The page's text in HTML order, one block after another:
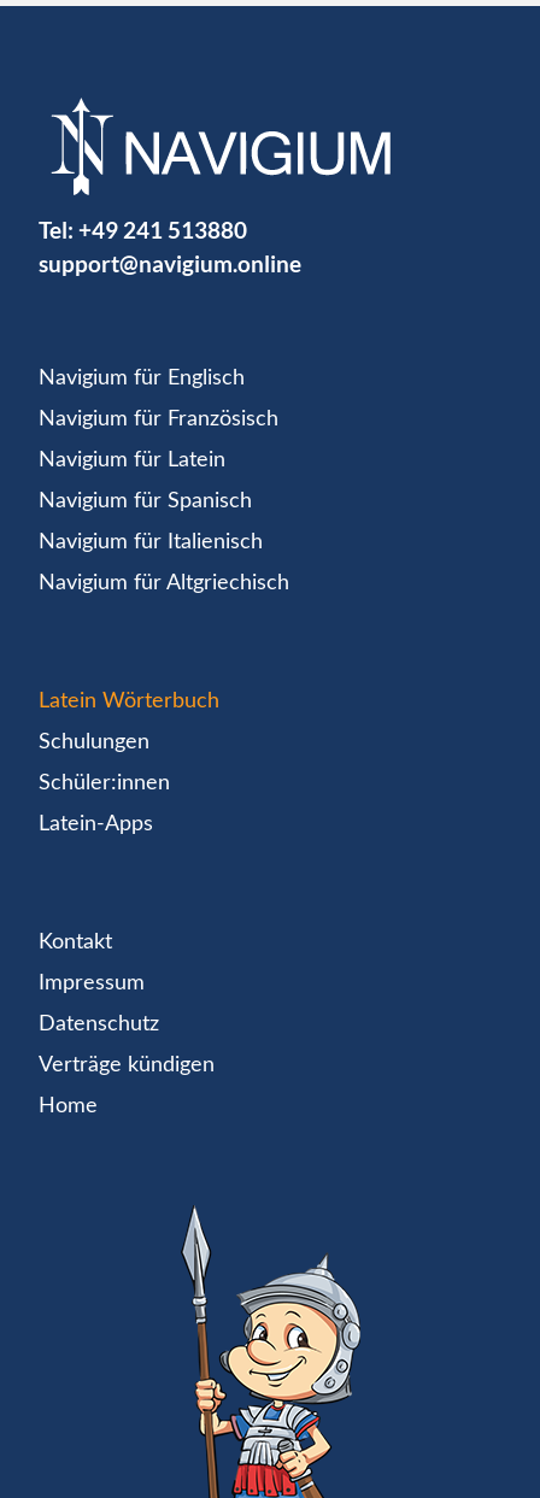
Tel: +49 241 513880
support@navigium.online
Navigium für Englisch
Navigium für Französisch
Navigium für Latein
Navigium für Spanisch
Navigium für Italienisch
Navigium für Altgriechisch
Latein Wörterbuch
Schulungen
Schüler:innen
Latein-Apps
Kontakt
Impressum
Datenschutz
Verträge kündigen
Home